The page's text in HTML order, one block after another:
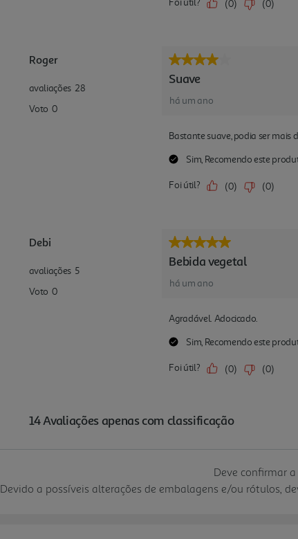
Deve confirmar
Devido a possíveis alterações de embalagens e/ou rótulos,